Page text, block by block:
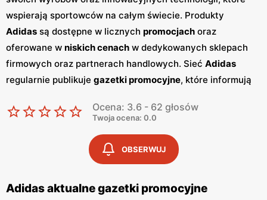
wspierają sportowców na całym świecie. Produkty
Adidas są dostępne w licznych promocjach oraz
oferowane w niskich cenach w dedykowanych sklepach
firmowych oraz partnerach handlowych. Sieć Adidas
regularnie publikuje gazetki promocyjne, które informują
specjalnych ofertach. Tegazetki są dostępne zarówno w
klientom łatwy dostęp do informacji o aktualnych
Adidasstawia na jakość i innowacyjność,
technologii w produkcji swoich wyrobów. Firma
Ocena: 3.6 - 62 głosów
Twoja ocena: 0.0
OBSERWUJ
Adidas aktualne gazetki promocyjne